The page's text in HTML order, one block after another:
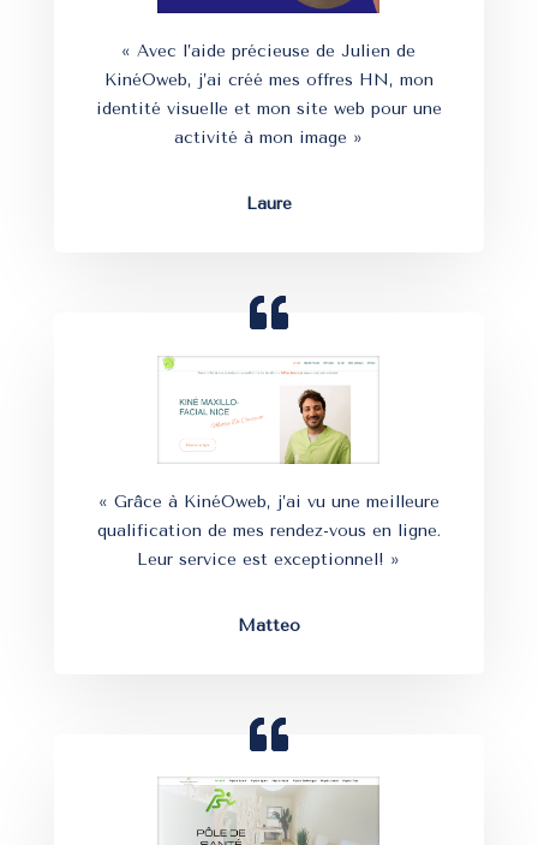
« Avec l’aide précieuse de Julien de
KinéOweb, j’ai créé mes offres HN, mon
identité visuelle et mon site web pour une
activité à mon image »
Laure
« Grâce à KinéOweb, j’ai vu une meilleure
qualification de mes rendez-vous en ligne.
Leur service est exceptionnel! »
Matteo